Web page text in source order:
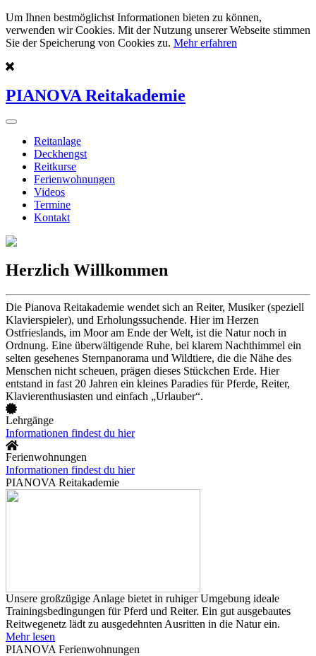
Um Ihnen bestmöglichst Informationen bieten zu können,
verwenden wir Cookies. Mit der Nutzung unserer Webseite stimmen
Sie der Speicherung von Cookies zu. Mehr erfahren
PIANOVA Reitakademie
Reitanlage
Deckhengst
Reitkurse
Ferienwohnungen
Videos
Termine
Kontakt
Herzlich Willkommen
Die Pianova Reitakademie wendet sich an Reiter, Musiker (speziell
Klavierspieler), und Erholungssuchende. Hier im Herzen
Ostfrieslands, im Moor am Ende der Welt, ist die Natur noch in
Ordnung. Eine überwältigende Ruhe, bei klarem Nachthimmel ein
selten gesehenes Sternpanorama und Wildtiere, die die Nähe des
Menschen nicht scheuen, prägen dieses Stückchen Erde. Hier
entstand in fast 20 Jahren ein kleines Paradies für Pferde, Reiter,
Klavierenthusiasten und einfach „Urlauber“.
Lehrgänge
Informationen findest du hier
Ferienwohnungen
Informationen findest du hier
PIANOVA Reitakademie
Unsere großzügige Anlage bietet in ruhiger Umgebung ideale
Trainingsbedingungen für Pferd und Reiter. Ein gut ausgebautes
Reitwegenetz lädt zu ausgedehnten Ausritten in die Natur ein.
Mehr lesen
PIANOVA Ferienwohnungen